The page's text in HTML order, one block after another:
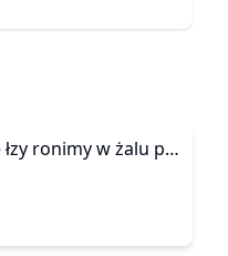
&quot;Najbardziej gorzkie łzy ronimy w żalu po słowach nigdy niewypowiedzianych i gestach nieuczynionych.&quot;